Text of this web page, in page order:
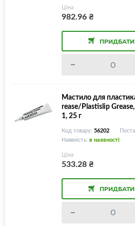
Ціна
982.96₴
ПРИДБАТИ
Мастило для
rease/Plastislip
1, 25 г
Код товару: 56202
Наявність: в наявності
Ціна
533.28₴
ПРИДБАТИ